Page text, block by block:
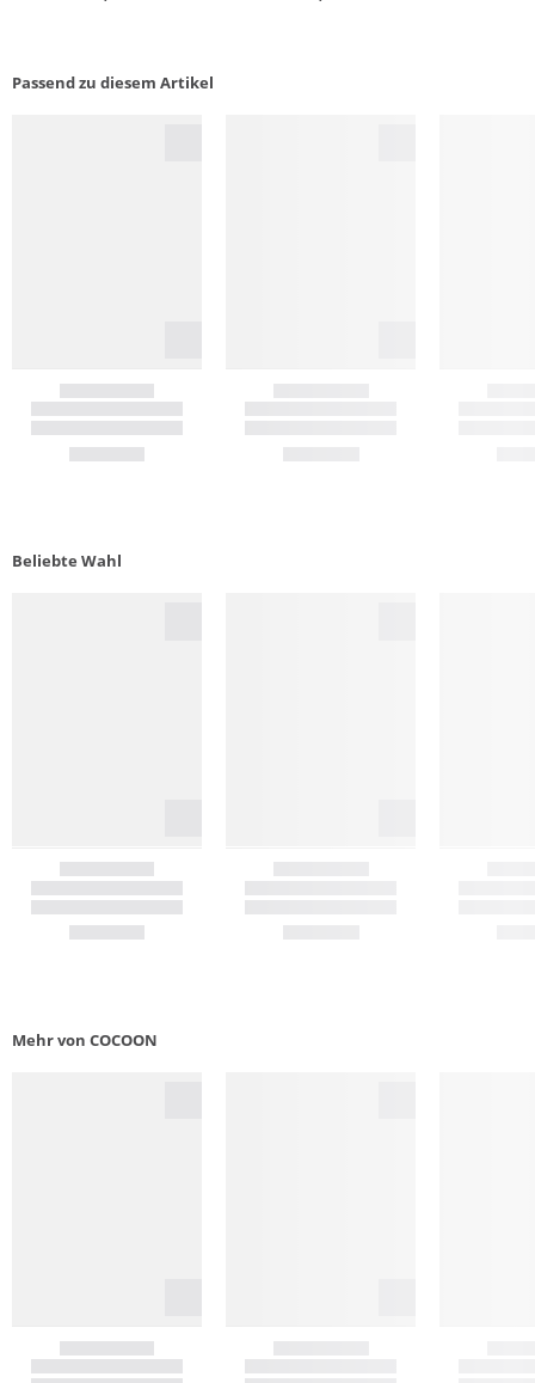
Passend zu diesem Artikel
Beliebte Wahl
Mehr von COCOON